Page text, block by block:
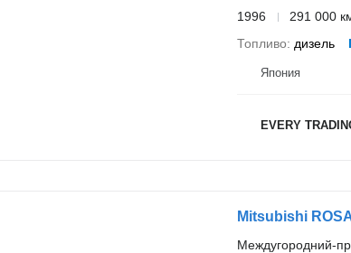
1996
291 000
Топливо
дизель
Япония
EVERY
Mitsubishi
Междугородний-